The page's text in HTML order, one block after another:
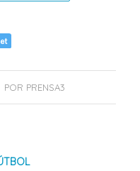
POR PRENSA3